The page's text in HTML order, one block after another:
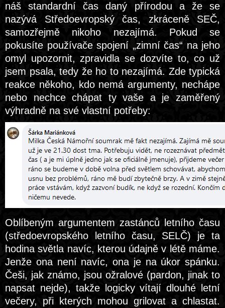
náš standardní čas daný přírodou a že se
nazývá Středoevropský čas, zkráceně SEČ,
samozřejmě nikoho nezajímá. Pokud se
pokusíte používače spojení „zimní čas“ na jeho
omyl upozornit, zpravidla se dozvíte to, co už
jsem psala, tedy že ho to nezajímá. Zde typická
reakce někoho, kdo nemá argumenty, nechápe
nebo nechce chápat ty vaše a je zaměřený
výhradně na své vlastní potřeby:
Oblíbeným argumentem zastánců letního času
(středoevropského letního času, SELČ) je ta
hodina světla navíc, kterou údajně v létě máme.
Jenže ona není navíc, ona je na úkor spánku.
Češi, jak známo, jsou ožralové (pardon, jinak to
napsat nejde), takže logicky vítají dlouhé letní
večery, při kterých mohou grilovat a chlastat.